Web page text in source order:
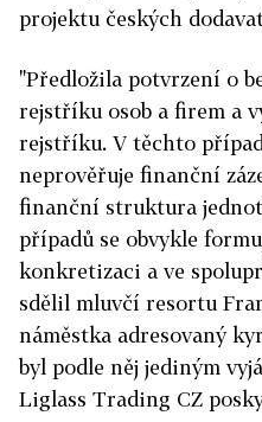
projektu českých
"Předložila potvrzení o
rejstříku osob a firem a
rejstříku. V těchto
neprověřuje finanční
finanční struktura
případů se obvykle
konkretizaci a ve
sdělil mluvčí resortu
náměstka adresovaný
byl podle něj jediným
Liglass Trading CZ